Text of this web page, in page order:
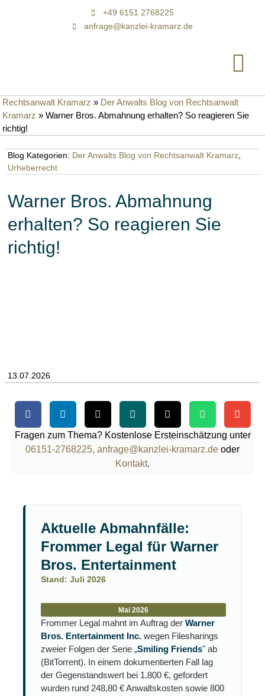
+49 6151 2768225
anfrage@kanzlei-kramarz.de
Rechtsanwalt Kramarz » Der Anwalts Blog von Rechtsanwalt
Kramarz »Warner Bros. Abmahnung erhalten? So reagieren Sie
richtig!
Blog Kategorien: Der Anwalts Blog von Rechtsanwalt Kramarz,
Urheberrecht
Warner Bros. Abmahnung
erhalten? So reagieren Sie
richtig!
13.07.2026
Fragen zum Thema? Kostenlose Ersteinschätzung unter
06151-2768225, anfrage@kanzlei-kramarz.de oder
Kontakt.
Aktuelle Abmahnfälle:
Frommer Legal für Warner
Bros. Entertainment
Stand: Juli 2026
Mai 2026
Frommer Legal mahnt im Auftrag der Warner
Bros. Entertainment Inc.wegen Filesharings
zweier Folgen der Serie „Smiling Friends" ab
(BitTorrent). In einem dokumentierten Fall lag
der Gegenstandswert bei 1.800 €, gefordert
wurden rund 248,80 € Anwaltskosten sowie 800